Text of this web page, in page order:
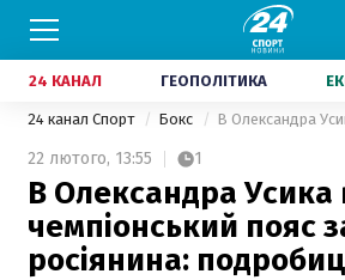
24 КАНАЛ ГЕОПОЛІТИКА
24 канал Спорт Бокс
22 лютого, 13:55 1
В Олександра Усика
чемпіонський пояс
росіянина: